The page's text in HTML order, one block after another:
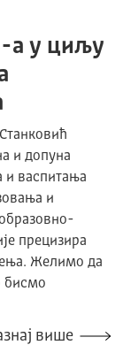
а у циљу
и допуна
и васпитања
и
прецизира
Желимо да
бисмо
више